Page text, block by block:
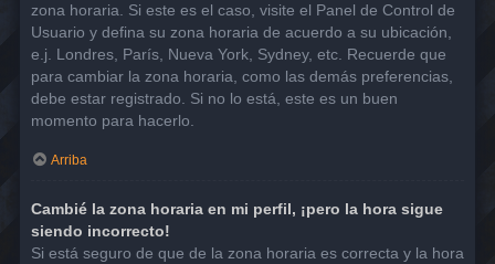
zona horaria. Si este es el caso, visite el Panel de Control de
Usuario y defina su zona horaria de acuerdo a su ubicación,
e.j. Londres, París, Nueva York, Sydney, etc. Recuerde que
para cambiar la zona horaria, como las demás preferencias,
debe estar registrado. Si no lo está, este es un buen
momento para hacerlo.
Arriba
Cambié la zona horaria en mi perfil, ¡pero la hora sigue
siendo incorrecto!
Si está seguro de que de la zona horaria es correcta y la hora